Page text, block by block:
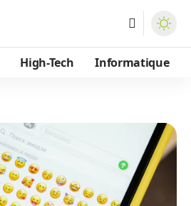
High-Tech Informatique